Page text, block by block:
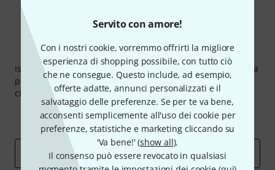
Servito con amore!
Con i nostri cookie, vorremmo offrirti la migliore
esperienza di shopping possibile, con tutto ciò
che ne consegue. Questo include, ad esempio,
offerte adatte, annunci personalizzati e il
salvataggio delle preferenze. Se per te va bene,
acconsenti semplicemente all'uso dei cookie per
preferenze, statistiche e marketing cliccando su
'Va bene!' (show all).
Il consenso può essere revocato in qualsiasi
Thomann Newsletter
Iscriviti alla newsletter di Thomann, e con un po' di fortuna
potrai vincere uno dei 50 buoni del valore di 50 euro
ciascuno!
Contributi d'ispirazione
Offerte
Approfondimenti Thomann
Indirizzo e-mail*